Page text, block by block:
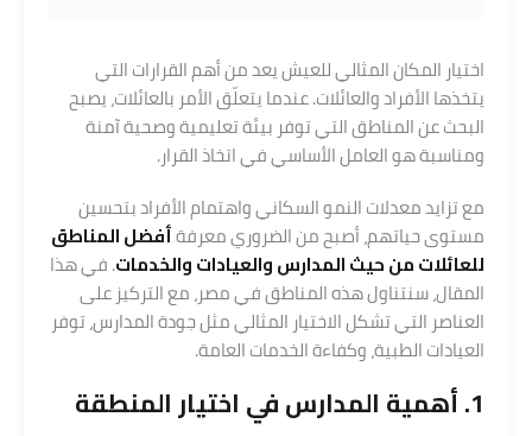
اختيار المكان المثالي للعيش يعد من أهم القرارات التي
يتخذها الأفراد والعائلات. عندما يتعلّق الأمر بالعائلات، يصبح
البحث عن المناطق التي توفر بيئة تعليمية وصحية آمنة
ومناسبة هو العامل الأساسي في اتخاذ القرار.
مع تزايد معدلات النمو السكاني واهتمام الأفراد بتحسين
مستوى حياتهم، أصبح من الضروري معرفةأفضلالمناطق
للعائلات من حيث المدارس والعيادات والخدمات. في هذا
المقال، سنتناول هذه المناطق في مصر، مع التركيز على
العناصر التي تشكل الاختيار المثالي مثل جودة المدارس، توفر
العيادات الطبية، وكفاءة الخدمات العامة.
1. أهمية المدارسفي اختيار المنطقة